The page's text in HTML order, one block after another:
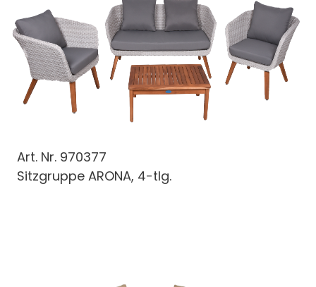
Art. Nr. 970377
Sitzgruppe ARONA, 4-tlg.